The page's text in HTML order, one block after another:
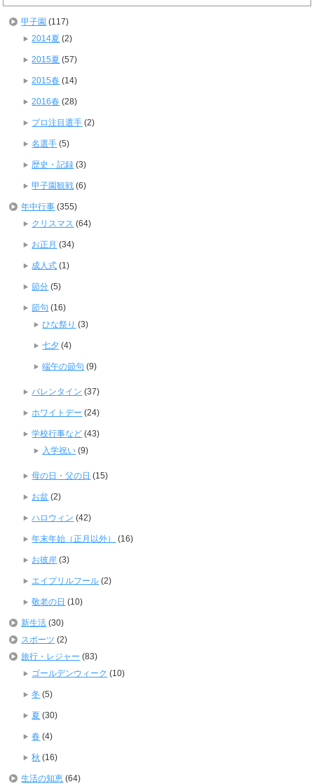
甲子園 (117)
2014夏 (2)
2015夏 (57)
2015春 (14)
2016春 (28)
プロ注目選手 (2)
名選手 (5)
歴史・記録 (3)
甲子園観戦 (6)
年中行事 (355)
クリスマス (64)
お正月 (34)
成人式 (1)
節分 (5)
節句 (16)
ひな祭り (3)
七夕 (4)
端午の節句 (9)
バレンタイン (37)
ホワイトデー (24)
学校行事など (43)
入学祝い (9)
母の日・父の日 (15)
お盆 (2)
ハロウィン (42)
年末年始（正月以外） (16)
お彼岸 (3)
エイプリルフール (2)
敬老の日 (10)
新生活 (30)
スポーツ (2)
旅行・レジャー (83)
ゴールデンウィーク (10)
冬 (5)
夏 (30)
春 (4)
秋 (16)
生活の知恵 (64)